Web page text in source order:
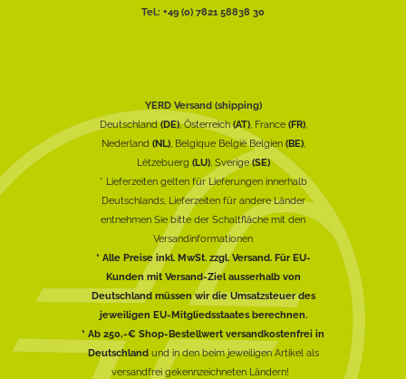
Tel.: +49 (0) 7821 58838 30
YERD Versand (shipping)
Deutschland(DE), Österreich(AT), France (FR),
Nederland (NL), Belgique België Belgien (BE),
Lëtzebuerg (LU), Sverige(SE)
* Lieferzeiten gelten für Lieferungen innerhalb
Deutschlands, Lieferzeiten für andere Länder
entnehmen Sie bitte der Schaltfläche mit den
Versandinformationen
* Alle Preise inkl. MwSt. zzgl. Versand. Für EU-
Kunden mit Versand-Ziel ausserhalb von
Deutschland müssen wir die Umsatzsteuer des
jeweiligen EU-Mitgliedsstaates berechnen.
* Ab 250,-€ Shop-Bestellwert versandkostenfrei in
Deutschlandund in den beim jeweiligen Artikel als
versandfrei gekennzeichneten Ländern!